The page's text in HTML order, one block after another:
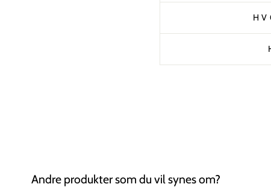
Andre produkter som du vil synes om?